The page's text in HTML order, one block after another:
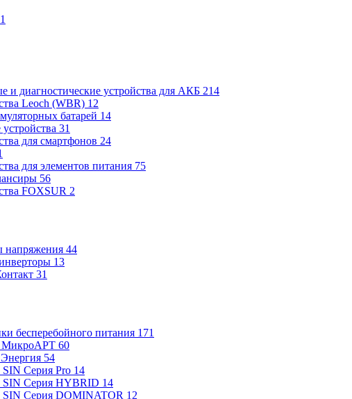
и диагностические устройства для АКБ 214
Leoch (WBR) 12
батарей 14
31
для смартфонов 24
для элементов питания 75
56
FOXSUR 2
напряжения 44
13
31
бесперебойного питания 171
МикроАРТ 60
54
Серия Pro 14
Серия HYBRID 14
Серия DOMINATOR 12